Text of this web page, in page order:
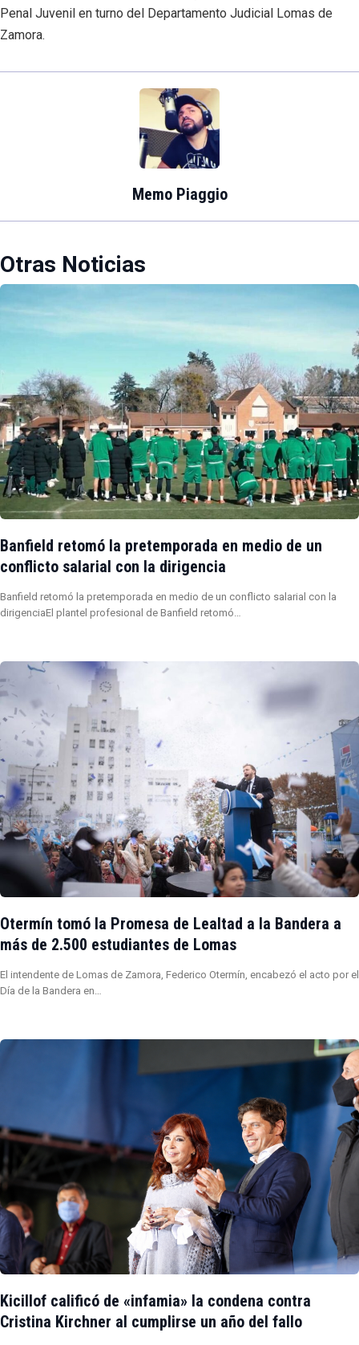
Penal Juvenil en turno del Departamento Judicial Lomas de
Zamora.
Memo Piaggio
Otras Noticias
Banfield retomó la pretemporada en medio de un
conflicto salarial con la dirigencia
Banfield retomó la pretemporada en medio de un conflicto salarial con la
dirigenciaEl plantel profesional de Banfield retomó…
Otermín tomó la Promesa de Lealtad a la Bandera a
más de 2.500 estudiantes de Lomas
El intendente de Lomas de Zamora, Federico Otermín, encabezó el acto por el
Día de la Bandera en…
Kicillof calificó de «infamia» la condena contra
Cristina Kirchner al cumplirse un año del fallo